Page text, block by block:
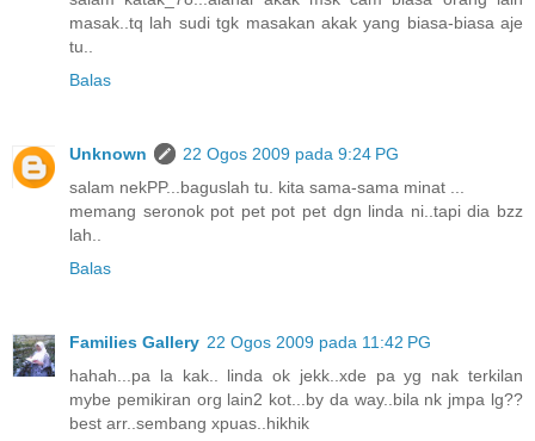
masak..tq lah sudi tgk masakan akak yang biasa-biasa aje
tu..
Balas
Unknown
22 Ogos 2009 pada 9:24 PG
salam nekPP...baguslah tu. kita sama-sama minat ...
memang seronok pot pet pot pet dgn linda ni..tapi dia bzz
lah..
Balas
Families Gallery 22 Ogos 2009 pada 11:42 PG
hahah...pa la kak.. linda ok jekk..xde pa yg nak terkilan
mybe pemikiran org lain2 kot...by da way..bila nk jmpa lg??
best arr..sembang xpuas..hikhik